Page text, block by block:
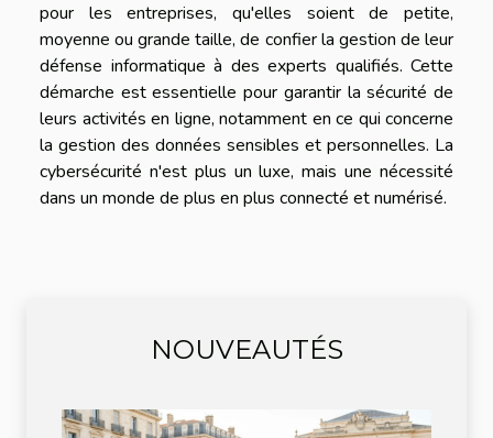
pour les entreprises, qu'elles soient de petite,
moyenne ou grande taille, de confier la gestion de leur
défense informatique à des experts qualifiés. Cette
démarche est essentielle pour garantir la sécurité de
leurs activités en ligne, notamment en ce qui concerne
la gestion des données sensibles et personnelles. La
cybersécurité n'est plus un luxe, mais une nécessité
dans un monde de plus en plus connecté et numérisé.
NOUVEAUTÉS